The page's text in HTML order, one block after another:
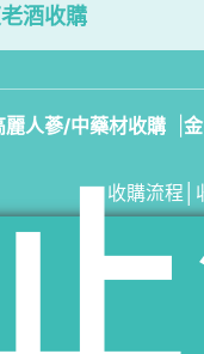
酒收購
麗人蔘/中藥材收購
收購流程
斗六市老酒收購、雲林縣林